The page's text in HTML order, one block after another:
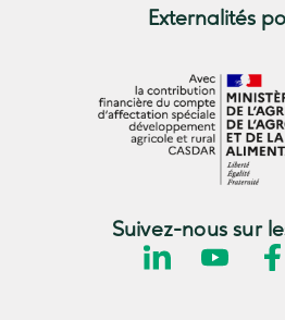
Externalités
Suivez-nous sur